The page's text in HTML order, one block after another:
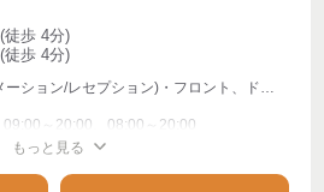
徒歩 4分)
徒歩 4分)
/レセプション)・フロント、ドライバー・運転手、洗車
～20:00、08:00～20:00
もっと見る